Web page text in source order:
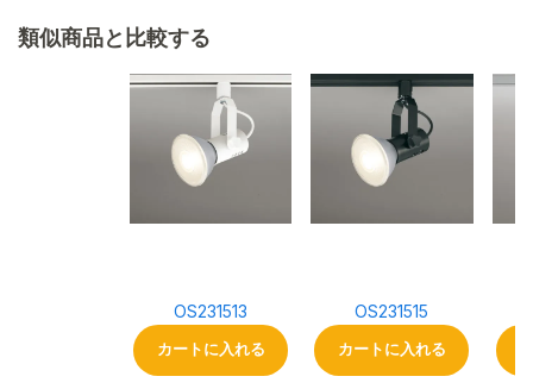
類似商品と比較する
OS231513
カートに入れる
OS231515
カートに入れる